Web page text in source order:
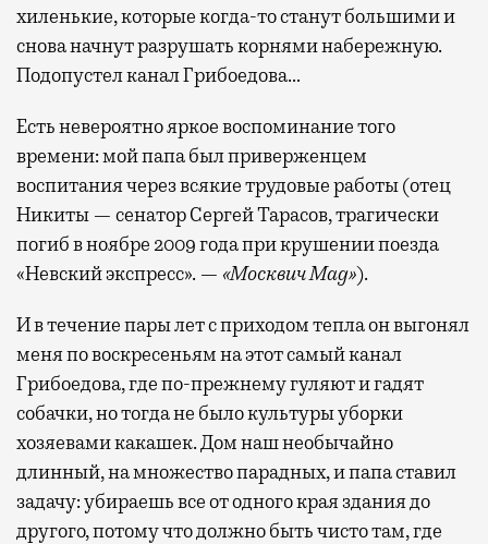
хиленькие, которые когда-то станут большими и
снова начнут разрушать корнями набережную.
Подопустел канал Грибоедова…
Есть невероятно яркое воспоминание того
времени: мой папа был приверженцем
воспитания через всякие трудовые работы (отец
Никиты — сенатор Сергей Тарасов, трагически
погиб в ноябре 2009 года при крушении поезда
«Невский экспресс». — «Москвич Mag»).
И в течение пары лет с приходом тепла он выгонял
меня по воскресеньям на этот самый канал
Грибоедова, где по-прежнему гуляют и гадят
собачки, но тогда не было культуры уборки
хозяевами какашек. Дом наш необычайно
длинный, на множество парадных, и папа ставил
задачу: убираешь все от одного края здания до
другого, потому что должно быть чисто там, где